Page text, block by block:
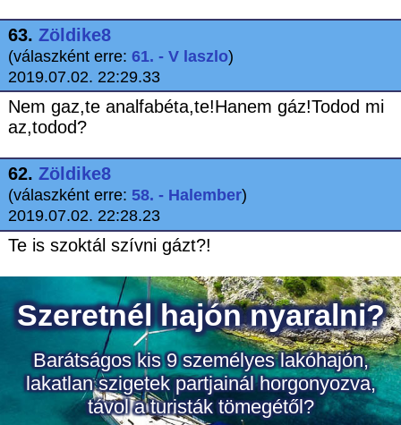
63. Zöldike8
(válaszként erre: 61. - V laszlo)
2019.07.02. 22:29.33
Nem gaz,te analfabéta,te!Hanem gáz!Todod mi
az,todod?
62. Zöldike8
(válaszként erre: 58. - Halember)
2019.07.02. 22:28.23
Te is szoktál szívni gázt?!